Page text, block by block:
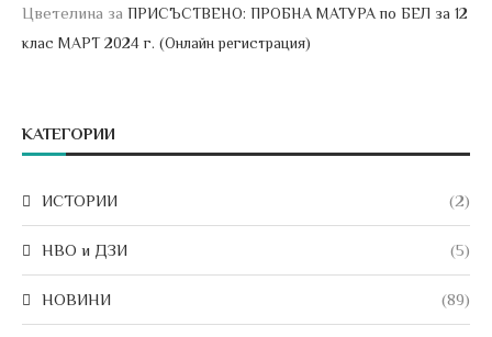
Цветелина за ПРИСЪСТВЕНО: ПРОБНА МАТУРА по БЕЛ за 12
клас МАРТ 2024 г. (Онлайн регистрация)
КАТЕГОРИИ
ИСТОРИИ (2)
НВО и ДЗИ (5)
НОВИНИ (89)